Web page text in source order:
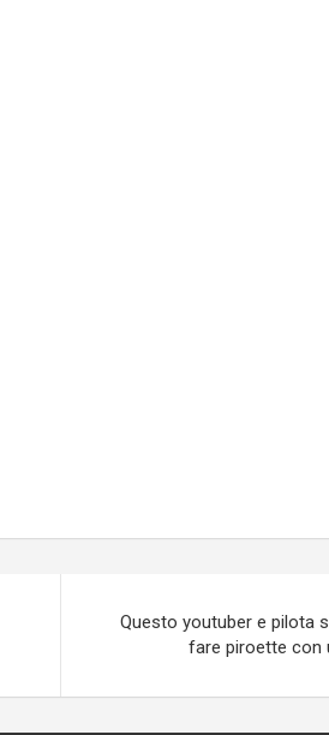
Questo youtuber e pilota
fare piroette con